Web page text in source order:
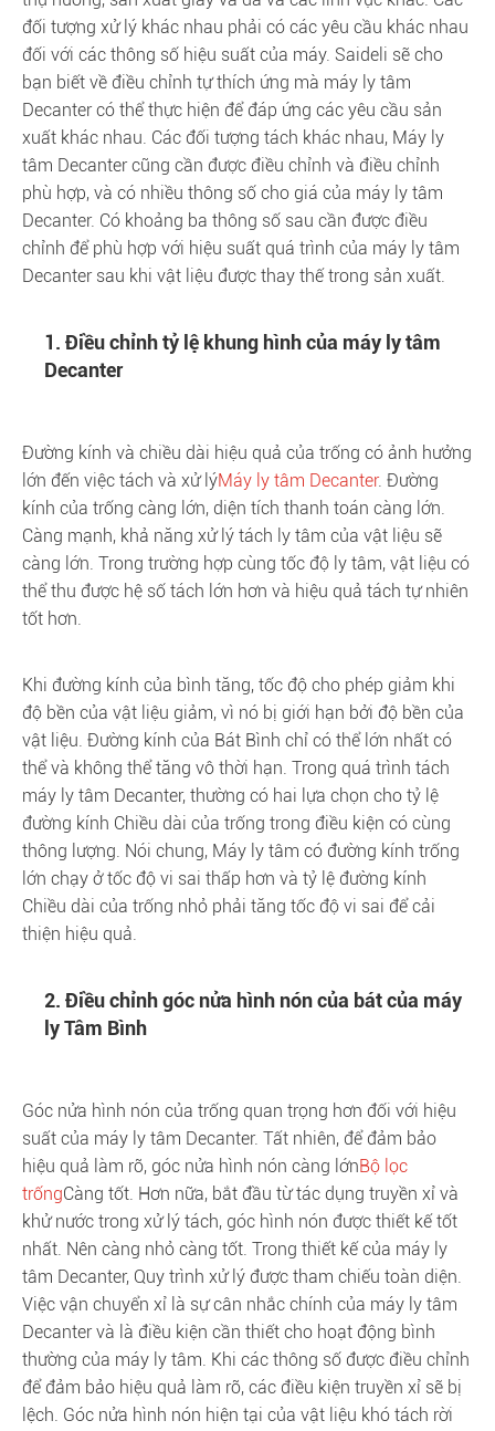
đối tượng xử lý khác nhau phải có các yêu cầu khác nhau
đối với các thông số hiệu suất của máy. Saideli sẽ cho
bạn biết về điều chỉnh tự thích ứng mà máy ly tâm
Decanter có thể thực hiện để đáp ứng các yêu cầu sản
xuất khác nhau. Các đối tượng tách khác nhau, Máy ly
tâm Decanter cũng cần được điều chỉnh và điều chỉnh
phù hợp, và có nhiều thông số cho giá của máy ly tâm
Decanter. Có khoảng ba thông số sau cần được điều
chỉnh để phù hợp với hiệu suất quá trình của máy ly tâm
Decanter sau khi vật liệu được thay thế trong sản xuất.
1. Điều chỉnh tỷ lệ khung hình của máy ly tâm
Decanter
Đường kính và chiều dài hiệu quả của trống có ảnh hưởng
lớn đến việc tách và xử lýMáy ly tâm Decanter. Đường
kính của trống càng lớn, diện tích thanh toán càng lớn.
Càng mạnh, khả năng xử lý tách ly tâm của vật liệu sẽ
càng lớn. Trong trường hợp cùng tốc độ ly tâm, vật liệu có
thể thu được hệ số tách lớn hơn và hiệu quả tách tự nhiên
tốt hơn.
Khi đường kính của bình tăng, tốc độ cho phép giảm khi
độ bền của vật liệu giảm, vì nó bị giới hạn bởi độ bền của
vật liệu. Đường kính của Bát Bình chỉ có thể lớn nhất có
thể và không thể tăng vô thời hạn. Trong quá trình tách
máy ly tâm Decanter, thường có hai lựa chọn cho tỷ lệ
đường kính Chiều dài của trống trong điều kiện có cùng
thông lượng. Nói chung, Máy ly tâm có đường kính trống
lớn chạy ở tốc độ vi sai thấp hơn và tỷ lệ đường kính
Chiều dài của trống nhỏ phải tăng tốc độ vi sai để cải
thiện hiệu quả.
2. Điều chỉnh góc nửa hình nón của bát của máy
ly Tâm Bình
Góc nửa hình nón của trống quan trọng hơn đối với hiệu
suất của máy ly tâm Decanter. Tất nhiên, để đảm bảo
hiệu quả làm rõ, góc nửa hình nón càng lớnBộ lọc
trốngCàng tốt. Hơn nữa, bắt đầu từ tác dụng truyền xỉ và
khử nước trong xử lý tách, góc hình nón được thiết kế tốt
nhất. Nên càng nhỏ càng tốt. Trong thiết kế của máy ly
tâm Decanter, Quy trình xử lý được tham chiếu toàn diện.
Việc vận chuyển xỉ là sự cân nhắc chính của máy ly tâm
Decanter và là điều kiện cần thiết cho hoạt động bình
thường của máy ly tâm. Khi các thông số được điều chỉnh
để đảm bảo hiệu quả làm rõ, các điều kiện truyền xỉ sẽ bị
lệch. Góc nửa hình nón hiện tại của vật liệu khó tách rời